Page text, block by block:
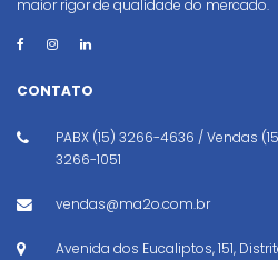
maior rigor de qualidade do mercado.
CONTATO
PABX (15) 3266-4636 / Vendas
3266-1051
vendas@ma2o.com.br
Avenida dos Eucaliptos, 151,